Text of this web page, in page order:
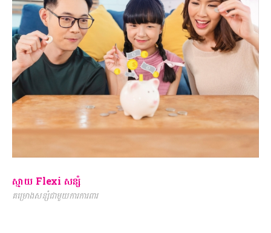
ស្មាយ Flexi សន្សំ
គម្រោងសន្សំជាមួយការការពារ